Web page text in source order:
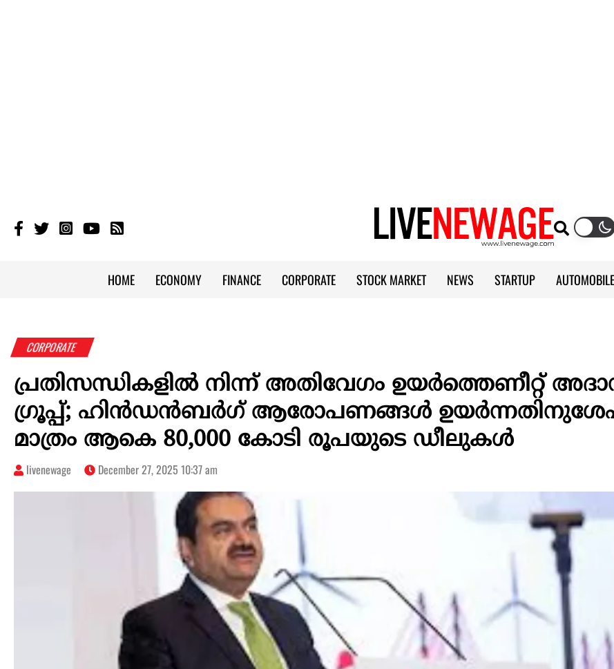
HOME ECONOMY FINANCE CORPORATE STOCK MARKET NEWS STARTUP AUTOMOBILE
CORPORATE
പ്രതിസന്ധികളിൽ നിന്ന് അതിവേഗം ഉയർത്തെണീറ്റ്
ഗ്രൂപ്പ്; ഹിൻഡൻബർഗ് ആരോപണങ്ങൾ
മാത്രം ആകെ 80,000 കോടി രൂപയുടെ ഡീലുകൾ
livenewage December 27, 2025 10:37 am